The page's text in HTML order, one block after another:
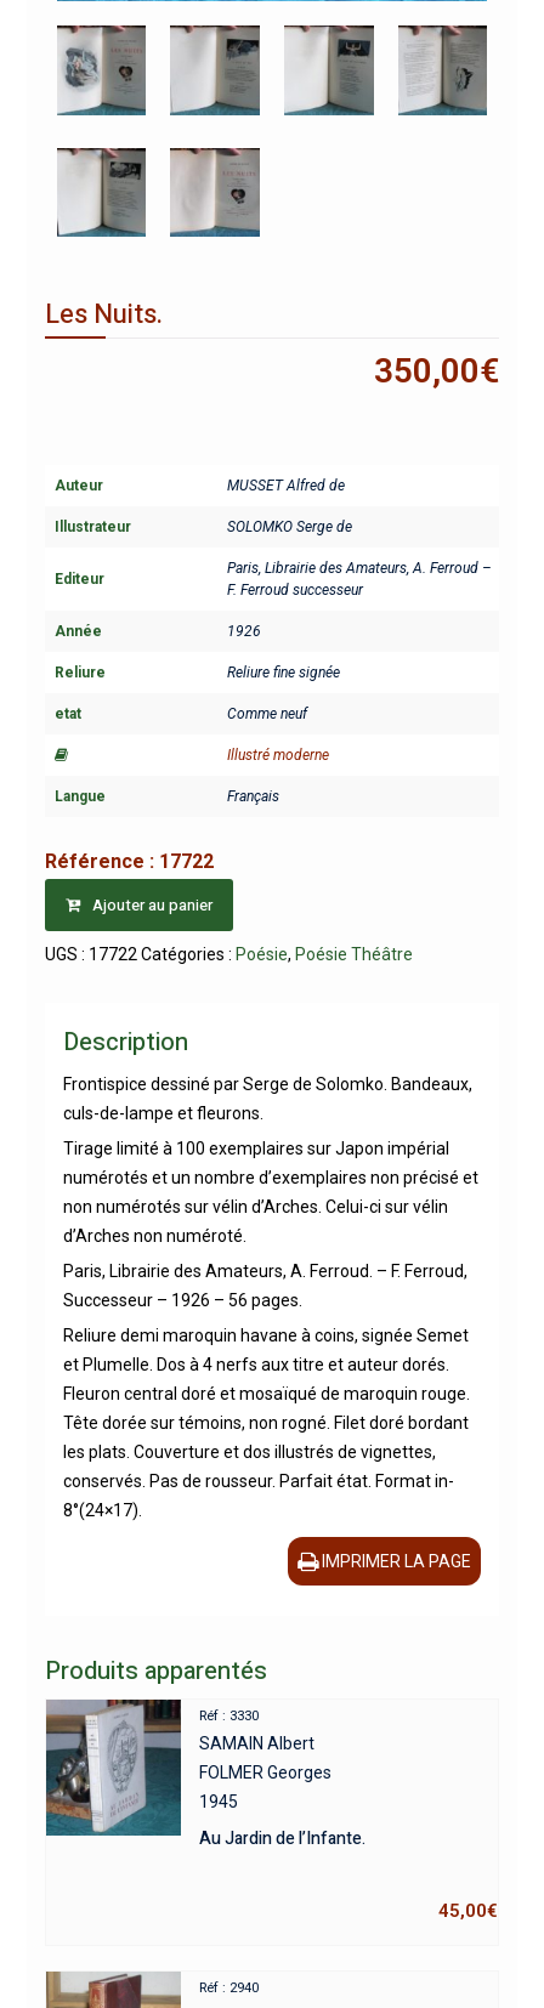
Les Nuits.
350,00€
Auteur MUSSET Alfred de
Illustrateur SOLOMKO Serge de
Editeur
Paris, Librairie des Amateurs, A. Ferroud –
F. Ferroud successeur
Année 1926
Reliure Reliure fine signée
etat Comme neuf
Illustré moderne
Langue Français
Référence : 17722
Ajouter au panier
UGS : 17722 Catégories : Poésie, Poésie Théâtre
Description
Frontispice dessiné par Serge de Solomko. Bandeaux,
culs-de-lampe et fleurons.
Tirage limité à 100 exemplaires sur Japon impérial
numérotés et un nombre d’exemplaires non précisé et
non numérotés sur vélin d’Arches. Celui-ci sur vélin
d’Arches non numéroté.
Paris, Librairie des Amateurs, A. Ferroud. – F. Ferroud,
Successeur – 1926 – 56 pages.
Reliure demi maroquin havane à coins, signée Semet
et Plumelle. Dos à 4 nerfs aux titre et auteur dorés.
Fleuron central doré et mosaïqué de maroquin rouge.
Tête dorée sur témoins, non rogné. Filet doré bordant
les plats. Couverture et dos illustrés de vignettes,
conservés. Pas de rousseur. Parfait état. Format in-
8°(24×17).
IMPRIMER LA PAGE
Produits apparentés
Réf : 3330
SAMAIN Albert
FOLMER Georges
1945
Au Jardin de l’Infante.
45,00€
Réf : 2940